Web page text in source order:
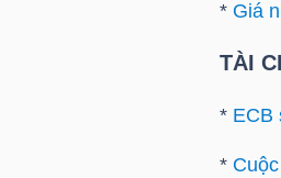
* Giá
TÀI
* ECB
*